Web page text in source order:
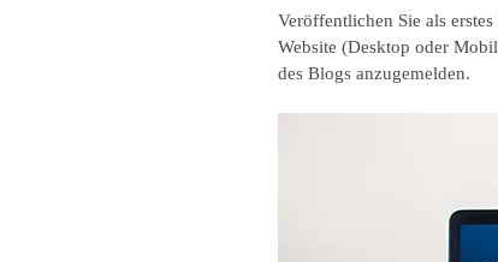
Veröffentlichen Sie als
Website (Desktop oder
des Blogs anzugemelden.